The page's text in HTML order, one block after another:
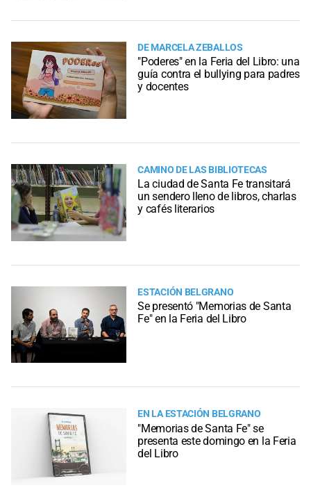
DE MARCELA ZEBALLOS
"Poderes" en la Feria del Libro: una
guía contra el bullying para padres
y docentes
CAMINO DE LAS BIBLIOTECAS
La ciudad de Santa Fe transitará
un sendero lleno de libros, charlas
y cafés literarios
ESTACIÓN BELGRANO
Se presentó "Memorias de Santa
Fe" en la Feria del Libro
EN LA ESTACIÓN BELGRANO
"Memorias de Santa Fe" se
presenta este domingo en la Feria
del Libro